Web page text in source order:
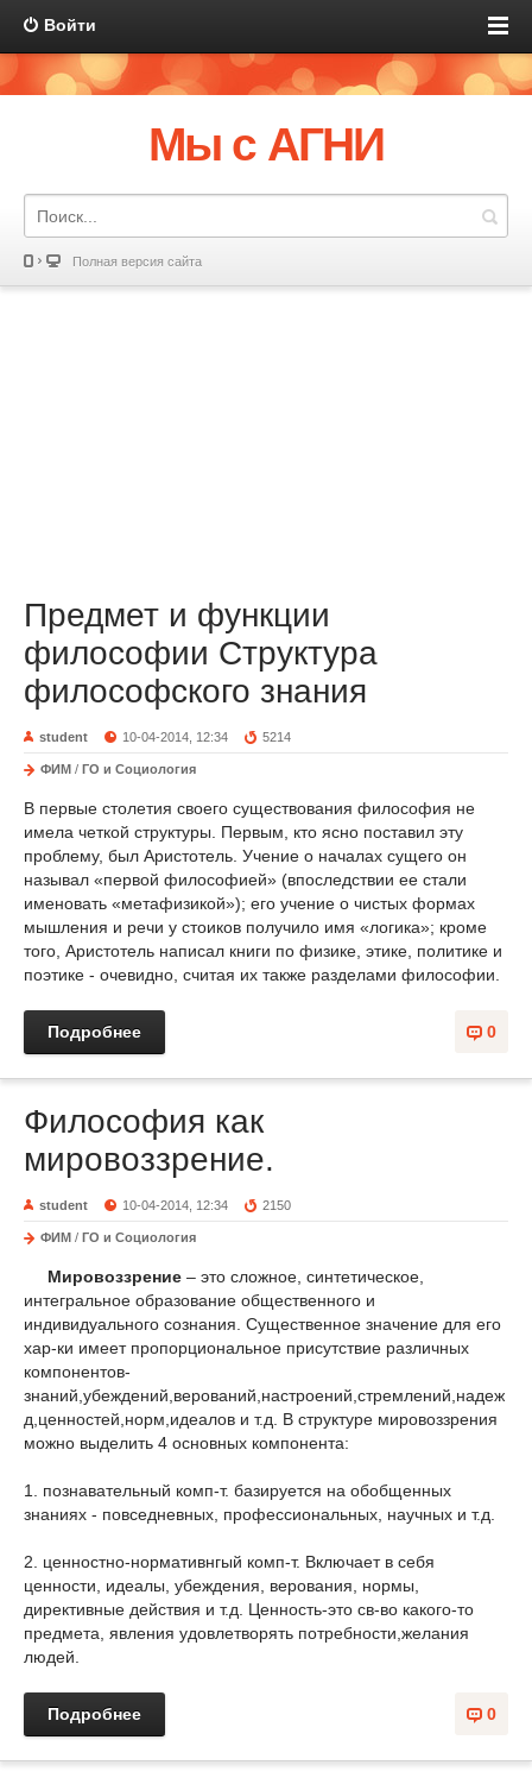
Войти
Мы с АГНИ
Полная версия сайта
Предмет и функции
философии Структура
философского знания
student 10-04-2014, 12:34 5214
ФИМ / ГО и Социология
В первые столетия своего существования философия не
имела четкой структуры. Первым, кто ясно поставил эту
проблему, был Аристотель. Учение о началах сущего он
называл «первой философией» (впоследствии ее стали
именовать «метафизикой»); его учение о чистых формах
мышления и речи у стоиков получило имя «логика»; кроме
того, Аристотель написал книги по физике, этике, политике и
поэтике - очевидно, считая их также разделами философии.
0
Подробнее
Философия как
мировоззрение.
student 10-04-2014, 12:34 2150
ФИМ / ГО и Социология
Мировоззрение – это сложное, синтетическое,
интегральное образование общественного и
индивидуального сознания. Существенное значение для его
хар-ки имеет пропорциональное присутствие различных
компонентов-
знаний,убеждений,верований,настроений,стремлений,надеж
д,ценностей,норм,идеалов и т.д. В структуре мировоззрения
можно выделить 4 основных компонента:
1. познавательный комп-т. базируется на обобщенных
знаниях - повседневных, профессиональных, научных и т.д.
2. ценностно-нормативнгый комп-т. Включает в себя
ценности, идеалы, убеждения, верования, нормы,
директивные действия и т.д. Ценность-это св-во какого-то
предмета, явления удовлетворять потребности,желания
людей.
0
Подробнее